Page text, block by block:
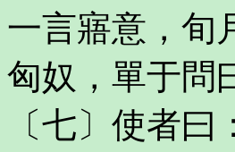
一言寤意，旬
匈奴，單于問
〔七〕使者